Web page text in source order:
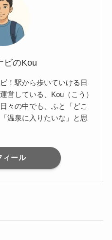
ビのKou
！駅から歩いていける日
営している、Kou（こう）
々の中でも、ふと「どこ
温泉に入りたいな」と思
ィール